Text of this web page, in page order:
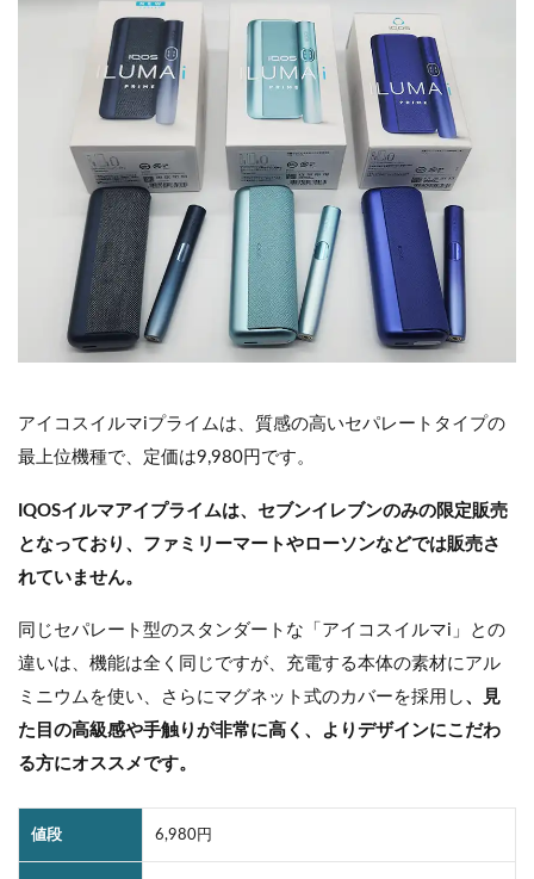
アイコスイルマiプライムは、質感の高いセパレートタイプの
最上位機種で、定価は9,980円です。
IQOSイルマアイプライムは、セブンイレブンのみの限定販売
となっており、ファミリーマートやローソンなどでは販売さ
れていません。
同じセパレート型のスタンダートな「アイコスイルマi」との
違いは、機能は全く同じですが、充電する本体の素材にアル
ミニウムを使い、さらにマグネット式のカバーを採用し 、見
た目の高級感や手触りが非常に高く、よりデザインにこだわ
る方にオススメです。
値段 6,980円